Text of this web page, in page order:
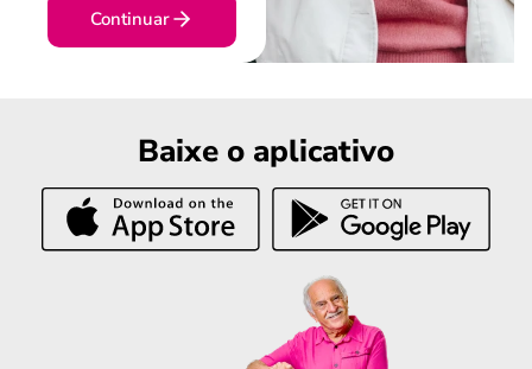
Continuar
Baixe o aplicativo